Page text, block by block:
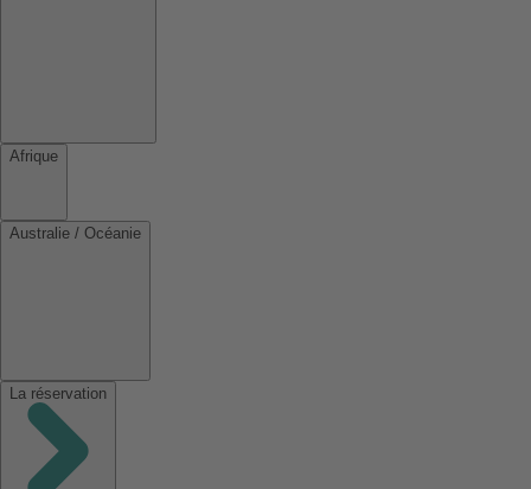
Afrique
Australie / Océanie
La réservation